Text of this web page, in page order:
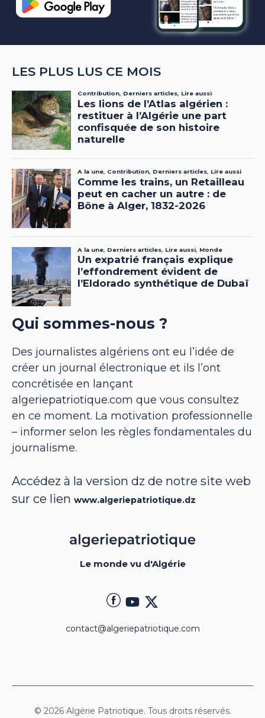
LES PLUS LUS CE MOIS
Qui sommes-nous ?
Des journalistes algériens ont eu l’idée de
créer un journal électronique et ils l’ont
concrétisée en lançant
algeriepatriotique.com que vous consultez
en ce moment. La motivation professionnelle
– informer selon les règles fondamentales du
journalisme.
Accédez à la version dz de notre site web
sur ce lien www.algeriepatriotique.dz
Le monde vu d'Algérie
contact@algeriepatriotique.com
© 2026 Algérie Patriotique. Tous droits réservés.